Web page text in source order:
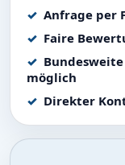
Anfrage per
Faire
möglich
Direkter